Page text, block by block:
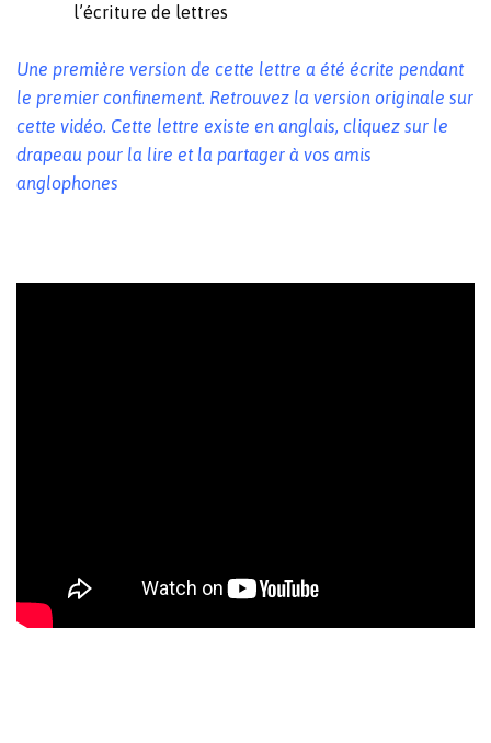
l’écriture de lettres
Une première version de cette lettre a été écrite pendant
le premier confinement. Retrouvez la version originale sur
cette vidéo. Cette lettre existe en anglais, cliquez sur le
drapeau pour la lire et la partager à vos amis
anglophones